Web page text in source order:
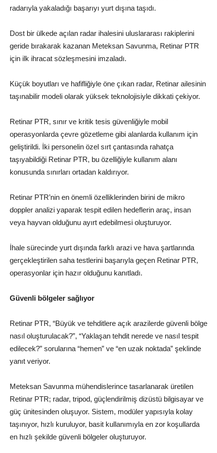
radarıyla yakaladığı başarıyı yurt dışına taşıdı.
Dost bir ülkede açılan radar ihalesini uluslararası rakiplerini
geride bırakarak kazanan Meteksan Savunma, Retinar PTR
için ilk ihracat sözleşmesini imzaladı.
Küçük boyutları ve hafifliğiyle öne çıkan radar, Retinar ailesinin
taşınabilir modeli olarak yüksek teknolojisiyle dikkati çekiyor.
Retinar PTR, sınır ve kritik tesis güvenliğiyle mobil
operasyonlarda çevre gözetleme gibi alanlarda kullanım için
geliştirildi. İki personelin özel sırt çantasında rahatça
taşıyabildiği Retinar PTR, bu özelliğiyle kullanım alanı
konusunda sınırları ortadan kaldırıyor.
Retinar PTR’nin en önemli özelliklerinden birini de mikro
doppler analizi yaparak tespit edilen hedeflerin araç, insan
veya hayvan olduğunu ayırt edebilmesi oluşturuyor.
İhale sürecinde yurt dışında farklı arazi ve hava şartlarında
gerçekleştirilen saha testlerini başarıyla geçen Retinar PTR,
operasyonlar için hazır olduğunu kanıtladı.
Güvenli bölgeler sağlıyor
Retinar PTR, “Büyük ve tehditlere açık arazilerde güvenli bölge
nasıl oluşturulacak?”, “Yaklaşan tehdit nerede ve nasıl tespit
edilecek?” sorularına “hemen” ve “en uzak noktada” şeklinde
yanıt veriyor.
Meteksan Savunma mühendislerince tasarlanarak üretilen
Retinar PTR; radar, tripod, güçlendirilmiş dizüstü bilgisayar ve
güç ünitesinden oluşuyor. Sistem, modüler yapısıyla kolay
taşınıyor, hızlı kuruluyor, basit kullanımıyla en zor koşullarda
en hızlı şekilde güvenli bölgeler oluşturuyor.